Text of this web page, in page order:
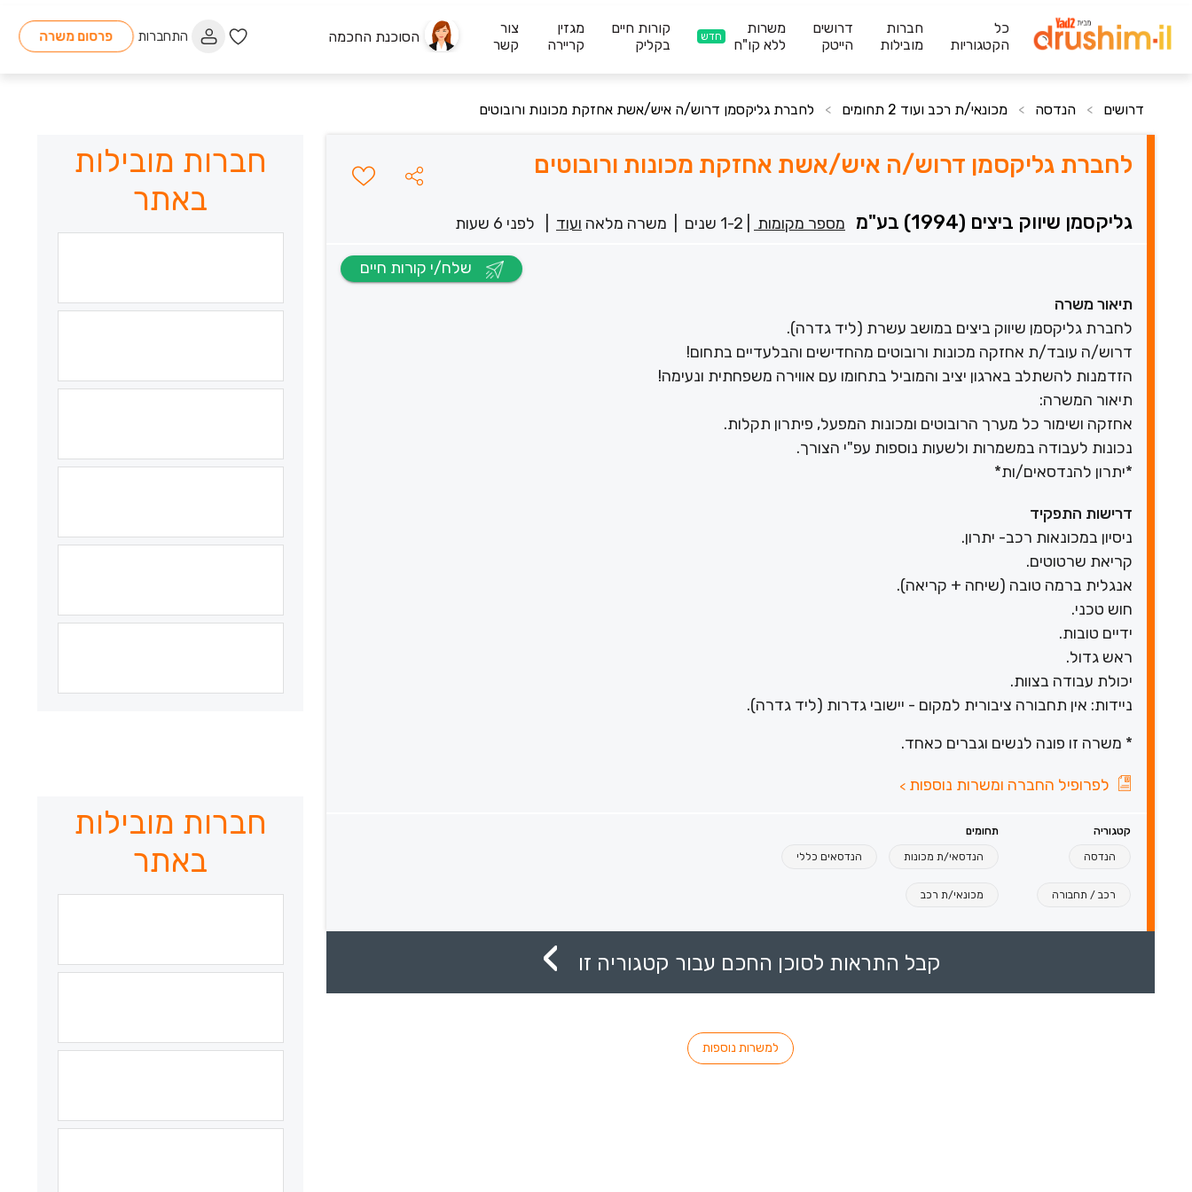
כל
הקטגוריות
חברות
מובילות
דרושים
הייטק
משרות
ללא קו"ח
חדש
קורות חיים
בקליק
מגזין
קריירה
צור
קשר
הסוכנת החכמה התחברות פרסום משרה
דרושים > הנדסה > מכונאי/ת רכב ועוד 2 תחומים > לחברת גליקסמן דרוש/ה איש/אשת אחזקת מכונות ורובוטים
לחברת גליקסמן דרוש/ה איש/אשת אחזקת מכונות ורובוטים
גליקסמן שיווק ביצים (1994) בע"מ מספר מקומות 1-2 שנים משרה מלאה ועוד לפני 6 שעות
תיאור משרה
לחברת גליקסמן שיווק ביצים במושב עשרת (ליד גדרה).
דרוש/ה עובד/ת אחזקה מכונות ורובוטים מהחדישים והבלעדיים בתחום!
הזדמנות להשתלב בארגון יציב והמוביל בתחומו עם אווירה משפחתית ונעימה!
תיאור המשרה:
אחזקה ושימור כל מערך הרובוטים ומכונות המפעל, פיתרון תקלות.
נכונות לעבודה במשמרות ולשעות נוספות עפ"י הצורך.
*יתרון להנדסאים/ות*
דרישות התפקיד
ניסיון במכונאות רכב- יתרון.
קריאת שרטוטים.
אנגלית ברמה טובה (שיחה + קריאה).
חוש טכני.
ידיים טובות.
ראש גדול.
יכולת עבודה בצוות.
ניידות: אין תחבורה ציבורית למקום - יישובי גדרות (ליד גדרה).
* משרה זו פונה לנשים וגברים כאחד.
לפרופיל החברה ומשרות נוספות >
קטגוריה תחומים
הנדסה הנדסאי/ת מכונות הנדסאים כללי
רכב / תחבורה מכונאי/ת רכב
קבל התראות לסוכן החכם עבור קטגוריה זו
למשרות נוספות
חברות מובילות
באתר
חברות מובילות
באתר